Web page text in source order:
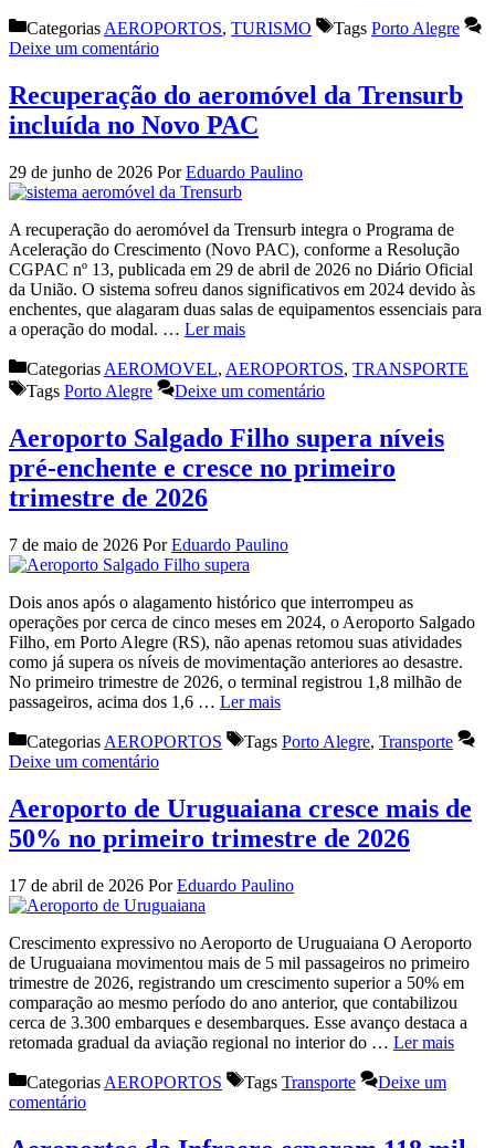
Categorias AEROPORTOS, TURISMO Tags Porto Alegre
Deixe um comentário
Recuperação do aeromóvel da Trensurb
incluída no Novo PAC
29 de junho de 2026 PorEduardo Paulino
A recuperação do aeromóvel da Trensurb integra o Programa de
Aceleração do Crescimento (Novo PAC), conforme a Resolução
CGPAC nº 13, publicada em 29 de abril de 2026 no Diário Oficial
da União. O sistema sofreu danos significativos em 2024 devido às
enchentes, que alagaram duas salas de equipamentos essenciais para
a operação do modal. … Ler mais
Categorias AEROMOVEL, AEROPORTOS, TRANSPORTE
Tags Porto Alegre Deixe um comentário
Aeroporto Salgado Filho supera níveis
pré-enchente e cresce no primeiro
trimestre de 2026
7 de maio de 2026 PorEduardo Paulino
Dois anos após o alagamento histórico que interrompeu as
operações por cerca de cinco meses em 2024, o Aeroporto Salgado
Filho, em Porto Alegre (RS), não apenas retomou suas atividades
como já supera os níveis de movimentação anteriores ao desastre.
No primeiro trimestre de 2026, o terminal registrou 1,8 milhão de
passageiros, acima dos 1,6 … Ler mais
Categorias AEROPORTOS Tags Porto Alegre, Transporte
Deixe um comentário
Aeroporto de Uruguaiana cresce mais de
50% no primeiro trimestre de 2026
17 de abril de 2026 PorEduardo Paulino
Crescimento expressivo no Aeroporto de Uruguaiana O Aeroporto
de Uruguaiana movimentou mais de 5 mil passageiros no primeiro
trimestre de 2026, registrando um crescimento superior a 50% em
comparação ao mesmo período do ano anterior, que contabilizou
cerca de 3.300 embarques e desembarques. Esse avanço destaca a
retomada gradual da aviação regional no interior do … Ler mais
Categorias AEROPORTOS Tags Transporte
Deixe um
comentário